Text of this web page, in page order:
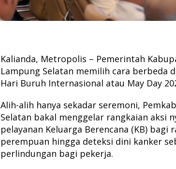
Kalianda, Metropolis – Pemerintah
Lampung Selatan memilih cara berbeda
Hari Buruh Internasional atau May Day
Alih-alih hanya sekadar seremoni,
Selatan bakal menggelar rangkaian aksi
pelayanan Keluarga Berencana (KB) bagi
perempuan hingga deteksi dini kanker
perlindungan bagi pekerja.